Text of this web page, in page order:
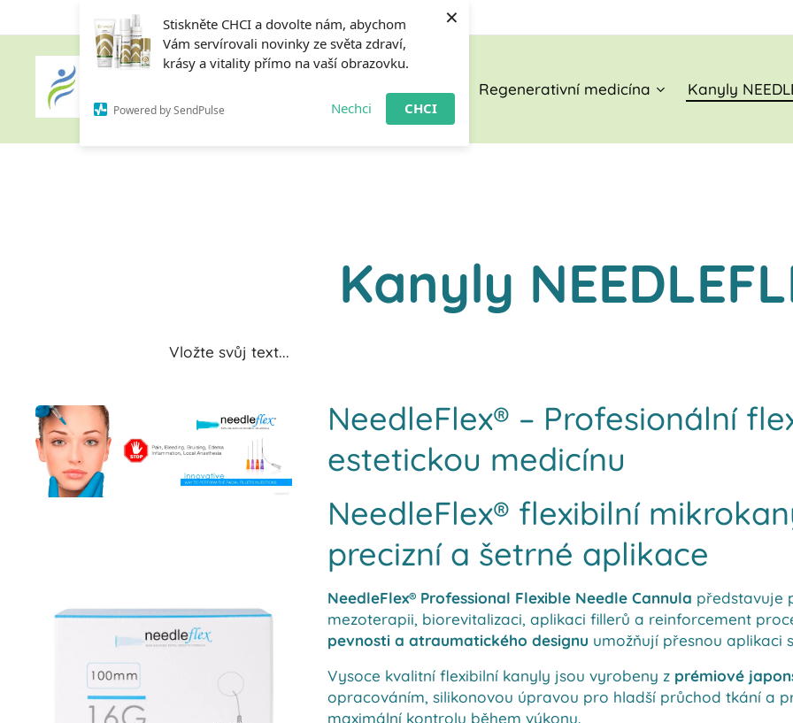
Stiskněte CHCI a dovolte nám, abychom
Vám servírovali novinky ze světa zdraví,
krásy a vitality přímo na vaší obrazovku.
Powered by SendPulse Nechci CHCI
×
O nás Regenerativní medicína Kanyly
Kanyly
Vložte svůj text...
NeedleFlex® – Profesionální
estetickou medicínu
NeedleFlex® flexibilní
precizní a šetrné aplikace
NeedleFlex® Professional Flexible Needle Cannula představuje
mezoterapii, biorevitalizaci, aplikaci fillerů a reinforcement
pevnosti a atraumatického designu umožňují přesnou aplikaci
Vysoce kvalitní flexibilní kanyly jsou vyrobeny z prémiové
opracováním, silikonovou úpravou pro hladší průchod tkání a
maximální kontrolu během výkonu.